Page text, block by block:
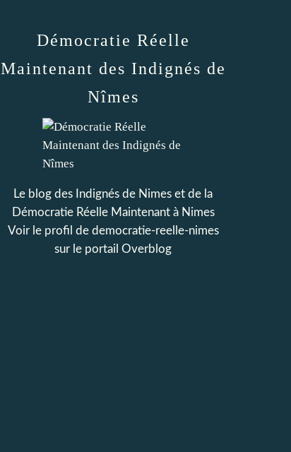
Démocratie Réelle
Maintenant des Indignés de
Nîmes
Le blog des Indignés de Nimes et de la
Démocratie Réelle Maintenant à Nimes
Voir le profil de democratie-reelle-nimes
sur le portail Overblog